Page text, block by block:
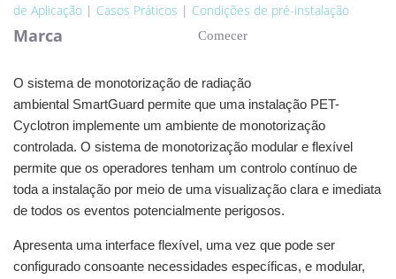
de Aplicação | Casos Práticos | Condições de pré-instalação
Marca Comecer
O sistema de monotorização de radiação
ambiental SmartGuard permite que uma instalação PET-
Cyclotron implemente um ambiente de monotorização
controlada. O sistema de monotorização modular e flexível
permite que os operadores tenham um controlo contínuo de
toda a instalação por meio de uma visualização clara e imediata
de todos os eventos potencialmente perigosos.
Apresenta uma interface flexível, uma vez que pode ser
configurado consoante necessidades específicas, e modular,